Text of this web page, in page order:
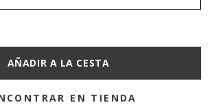
AÑADIR A LA CESTA
EN TIENDA